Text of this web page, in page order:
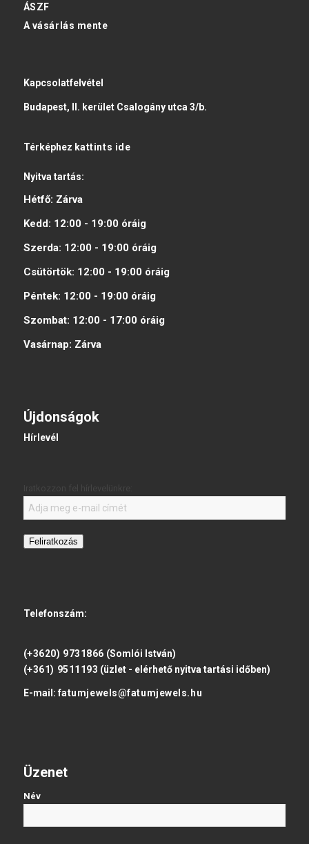
ÁSZF
A vásárlás mente
Kapcsolatfelvétel
Budapest, II. kerület Csalogány utca 3/b.
Térképhez kattints ide
Nyitva tartás:
Hétfő: Zárva
Kedd: 12:00 - 19:00 óráig
Szerda: 12:00 - 19:00 óráig
Csütörtök: 12:00 - 19:00 óráig
Péntek: 12:00 - 19:00 óráig
Szombat: 12:00 - 17:00 óráig
Vasárnap: Zárva
Újdonságok
Hírlevél
Feliratkozás
Telefonszám:
(+3620) 9731866 (Somlói István)
(+361) 9511193 (üzlet - elérhető nyitva tartási időben)
E-mail: fatumjewels@fatumjewels.hu
Üzenet
Név